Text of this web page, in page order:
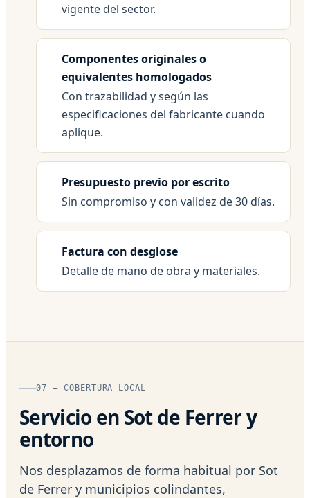
vigente del sector.
Componentes originales o
equivalentes homologados
Con trazabilidad y según las
especificaciones del fabricante cuando
aplique.
Presupuesto previo por escrito
Sin compromiso y con validez de 30 días.
Factura con desglose
Detalle de mano de obra y materiales.
07 — COBERTURA LOCAL
Servicio en Sot de Ferrer y
entorno
Nos desplazamos de forma habitual por Sot
de Ferrer y municipios colindantes,